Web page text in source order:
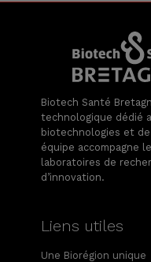
Biotech Santé
technologique dédié
biotechnologies et
équipe accompagne
laboratoires de
d’innovation.
Liens utiles
Une Biorégion unique